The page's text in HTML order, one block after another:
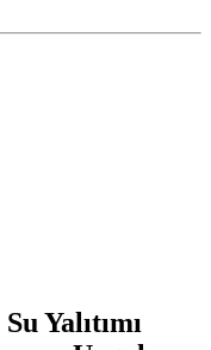
Yalıtımı